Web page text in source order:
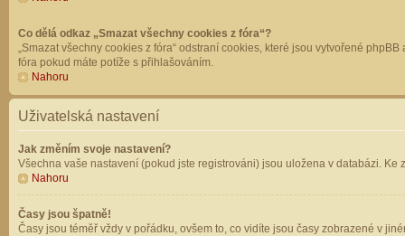
Co dělá odkaz „Smazat všechny cookies z fóra“?
„Smazat všechny cookies z fóra“ odstraní cookies, které jsou vytvořené
fóra pokud máte potíže s přihlašováním.
Nahoru
Uživatelská nastavení
Jak změním svoje nastavení?
Všechna vaše nastavení (pokud jste registrováni) jsou uložena v databázi. Ke
Nahoru
Časy jsou špatně!
Časy jsou téměř vždy v pořádku, ovšem to, co vidíte jsou časy zobrazené v